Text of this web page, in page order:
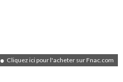
Cliquez ici pour l'acheter sur Fnac.com